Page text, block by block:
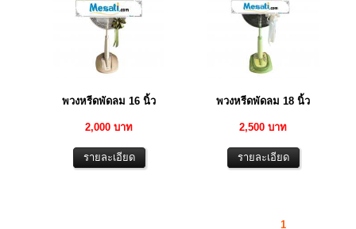
พวงหรีดพัดลม 16 นิ้ว
2,000 บาท
พวงหรีดพัดลม 18 นิ้ว
2,500 บาท
1